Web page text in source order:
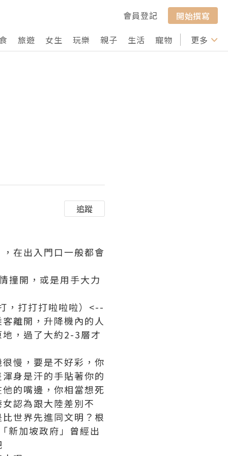
會員登記
開始撰寫
旅遊 女生 玩樂 親子 生活 寵物 行山 打卡
更多
追蹤
在出入門口一般都會
撞開，或是用手大力
，打打打啦啦啦）<--
離開，升降機內的人
，過了大約2-3層才
慢，要是不好彩，你
身是汗的手貼著你的
的嘴邊，你相當想死
認為跟大陸差別不
世界先進同文明？根
新加坡政府」曾經出